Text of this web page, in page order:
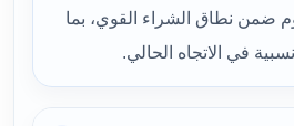
على الإطار 1 يوم ضمن نطاق الشراء القوي، بما
في الاتجاه الحالي.